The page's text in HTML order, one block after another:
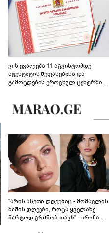
ვის ევალება 11 აგვისტომდე
ატესტატის შეფასებისა და
გამოცდების ეროვნულ ცენტრში
"არის ასეთი დღეებიც - მომავლის
შიშის დღეები, როცა ყველაზე
მარტოდ გრძნობ თავს" - ირინა